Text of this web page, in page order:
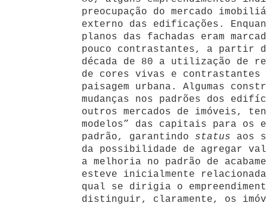
preocupação do mercado
externo das edificações.
planos das fachadas eram
pouco contrastantes, a partir
década de 80 a utilização de
de cores vivas e contrastantes
paisagem urbana. Algumas
mudanças nos padrões dos
outros mercados de imóveis,
modelos” das capitais para os
padrão, garantindo status aos
da possibilidade de agregar
a melhoria no padrão de
esteve inicialmente
qual se dirigia o
distinguir, claramente, os